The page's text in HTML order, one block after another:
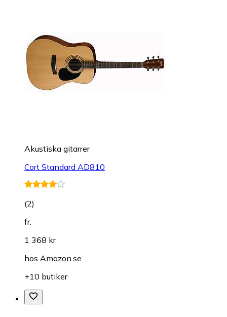
Akustiska gitarrer
Cort Standard AD810
(2)
fr.
1 368 kr
hos Amazon.se
+10 butiker